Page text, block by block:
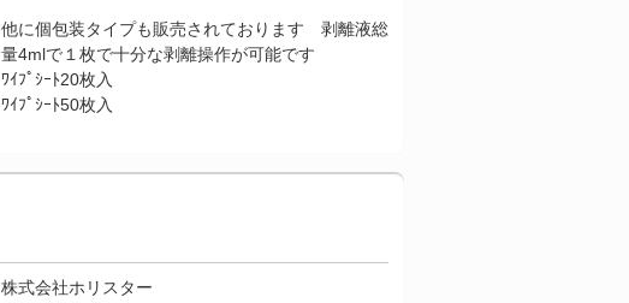
他に個包装タイプも販売されております 剥離液総
量4mlで１枚で十分な剥離操作が可能です
ﾜｲﾌﾟｼｰﾄ20枚入
ﾜｲﾌﾟｼｰﾄ50枚入
株式会社ホリスター